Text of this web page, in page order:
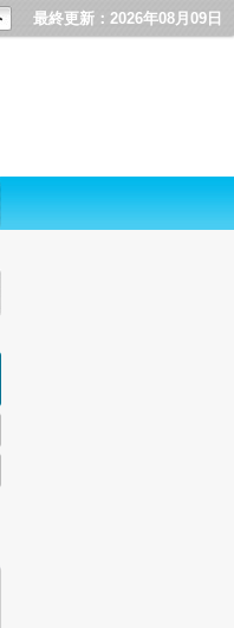
最終更新：2026年08月09日